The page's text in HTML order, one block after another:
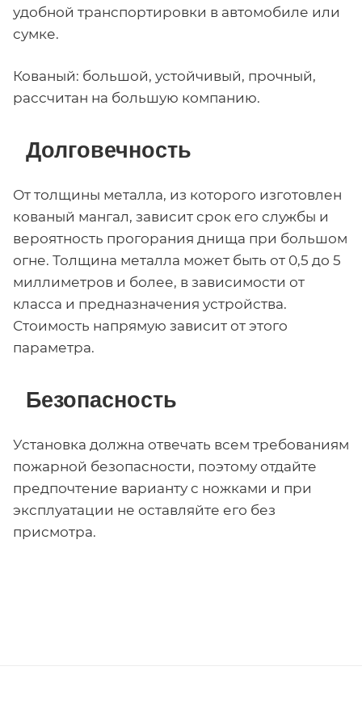
удобной транспортировки в автомобиле или
сумке.
Кованый: большой, устойчивый, прочный,
рассчитан на большую компанию.
Долговечность
От толщины металла, из которого изготовлен
кованый мангал, зависит срок его службы и
вероятность прогорания днища при большом
огне. Толщина металла может быть от 0,5 до 5
миллиметров и более, в зависимости от
класса и предназначения устройства.
Стоимость напрямую зависит от этого
параметра.
Безопасность
Установка должна отвечать всем требованиям
пожарной безопасности, поэтому отдайте
предпочтение варианту с ножками и при
эксплуатации не оставляйте его без
присмотра.